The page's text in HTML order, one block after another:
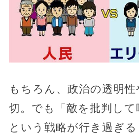
もちろん、政治の透明
切。でも「敵を批判して
という戦略が行き過ぎ